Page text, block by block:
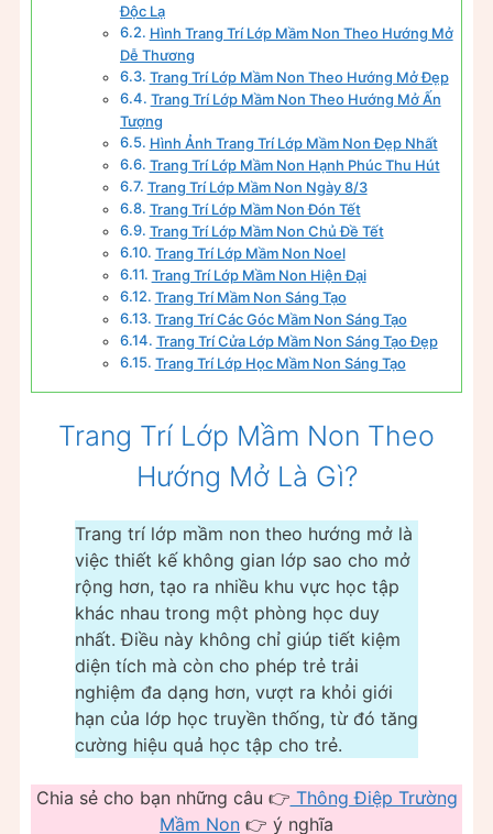
Độc Lạ
Hình Trang Trí Lớp Mầm Non Theo Hướng Mở
Dễ Thương
Trang Trí Lớp Mầm Non Theo Hướng Mở Đẹp
Trang Trí Lớp Mầm Non Theo Hướng Mở Ấn
Tượng
Hình Ảnh Trang Trí Lớp Mầm Non Đẹp Nhất
Trang Trí Lớp Mầm Non Hạnh Phúc Thu Hút
Trang Trí Lớp Mầm Non Ngày 8/3
Trang Trí Lớp Mầm Non Đón Tết
Trang Trí Lớp Mầm Non Chủ Đề Tết
Trang Trí Lớp Mầm Non Noel
Trang Trí Lớp Mầm Non Hiện Đại
Trang Trí Mầm Non Sáng Tạo
Trang Trí Các Góc Mầm Non Sáng Tạo
Trang Trí Cửa Lớp Mầm Non Sáng Tạo Đẹp
Trang Trí Lớp Học Mầm Non Sáng Tạo
Trang Trí Lớp Mầm Non Theo
Hướng Mở Là Gì?
Trang trí lớp mầm non theo hướng mở là
việc thiết kế không gian lớp sao cho mở
rộng hơn, tạo ra nhiều khu vực học tập
khác nhau trong một phòng học duy
nhất. Điều này không chỉ giúp tiết kiệm
diện tích mà còn cho phép trẻ trải
nghiệm đa dạng hơn, vượt ra khỏi giới
hạn của lớp học truyền thống, từ đó tăng
cường hiệu quả học tập cho trẻ.
Chia sẻ cho bạn những câu 👉 Thông Điệp Trường
Mầm Non 👉 ý nghĩa